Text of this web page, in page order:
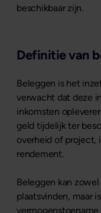
beschikbaar zijn.
Definitie van
Beleggen is het
verwacht dat deze
inkomsten
geld tijdelijk ter
overheid of project,
rendement.
Beleggen kan
plaatsvinden, maar